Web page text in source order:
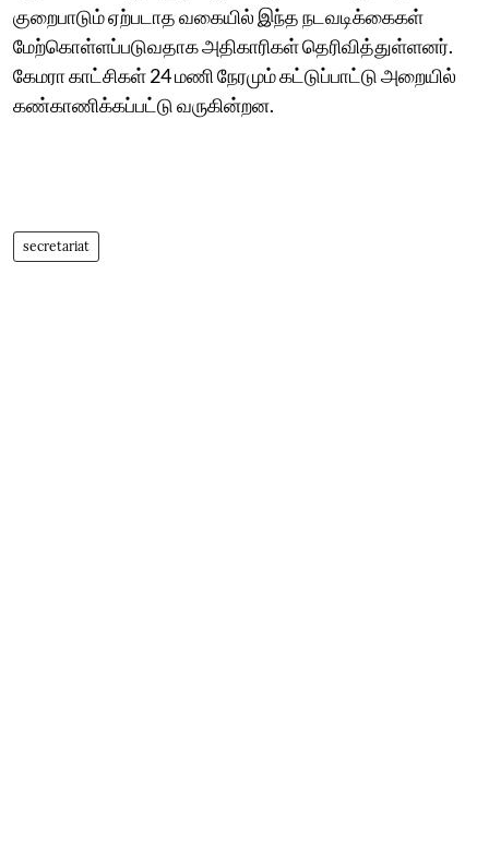
குறைபாடும் ஏற்படாத வகையில் இந்த நடவடிக்கைகள்
மேற்கொள்ளப்படுவதாக அதிகாரிகள் தெரிவித்துள்ளனர்.
கேமரா காட்சிகள் 24 மணி நேரமும் கட்டுப்பாட்டு அறையில்
கண்காணிக்கப்பட்டு வருகின்றன.
secretariat